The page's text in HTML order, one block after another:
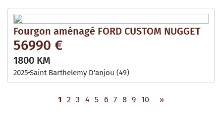
Fourgon aménagé FORD CUSTOM NUGGET
56990 €
1800 KM
2025 Saint Barthelemy D'anjou (49)
1 2 3 4 5 6 7 8 9 10 »